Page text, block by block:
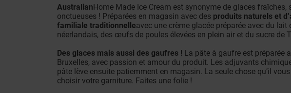
AustralianHome Made Ice Cream est synonyme de glaces fraîches,
onctueuses ! Préparées en magasin avec des produits naturels et
familiale traditionnelleavec une crème glacée préparée avec du lait
néerlandais, des œufs de poules élevées en plein air et du sucre de
Des glaces mais aussi des gaufres ! La pâte à gaufre est préparée
Bruxelles, avec passion et amour du produit. Les adjuvants
pâte lève ensuite patiemment en magasin. La seule chose qu’il vous
choisir votre garniture. Faites une folie !